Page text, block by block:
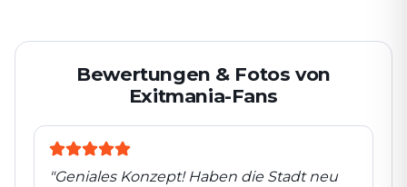
Bewertungen & Fotos von
Exitmania-Fans
"Geniales Konzept! Haben die Stadt neu